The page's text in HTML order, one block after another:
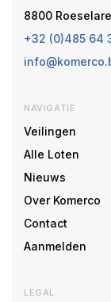
8800
+32 (0)485 64
NAVIGATIE
Veilingen
Alle Loten
Nieuws
Over Komerco
Contact
Aanmelden
LEGAL